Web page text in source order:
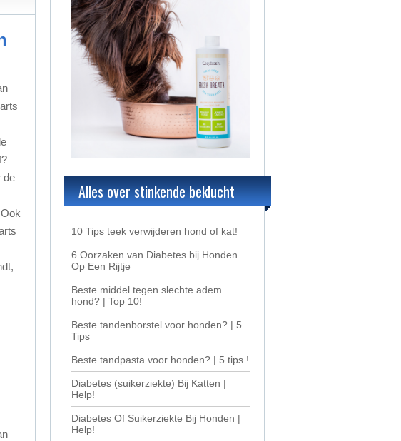
de
Alles over stinkende beklucht
10 Tips teek verwijderen hond of kat!
6 Oorzaken van Diabetes bij Honden
Op Een Rijtje
Beste middel tegen slechte adem
hond? | Top 10!
Beste tandenborstel voor honden? | 5
Tips
Beste tandpasta voor honden? | 5 tips !
Diabetes (suikerziekte) Bij Katten |
Help!
Diabetes Of Suikerziekte Bij Honden |
Help!